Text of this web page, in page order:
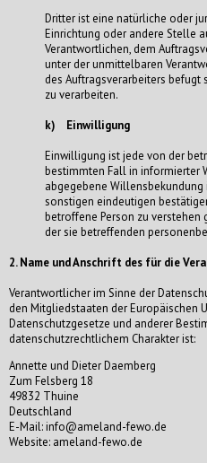
Dritter ist eine natürliche oder
Einrichtung oder andere Stelle
Verantwortlichen, dem
unter der unmittelbaren
des Auftragsverarbeiters befugt
zu verarbeiten.
k) Einwilligung
Einwilligung ist jede von der
bestimmten Fall in informierter
abgegebene
sonstigen eindeutigen
betroffene Person zu verstehen
der sie betreffenden
2. Name und Anschrift des für die
Verantwortlicher im Sinne der
den Mitgliedstaaten der Europäischen
Datenschutzgesetze und anderer
datenschutzrechtlichem Charakter ist:
Annette und Dieter Daemberg
Zum Felsberg 18
49832 Thuine
Deutschland
E-Mail: info@ameland-fewo.de
Website: ameland-fewo.de